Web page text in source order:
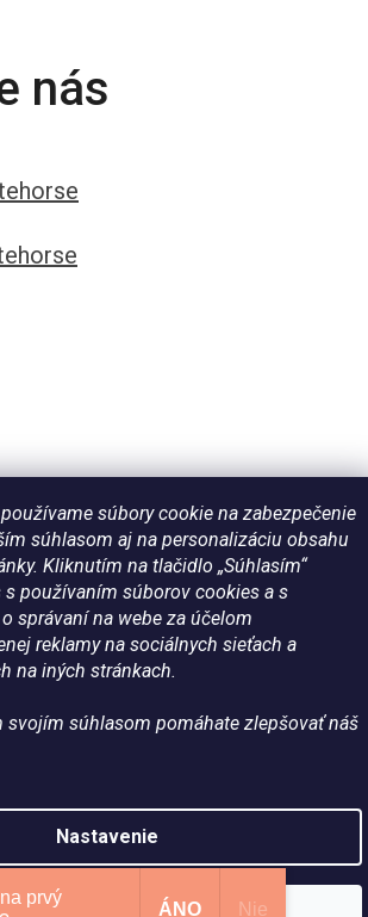
súbory cookie na zabezpečenie
súhlasom aj na personalizáciu obsahu
Kliknutím na tlačidlo „Súhlasím“
s používaním súborov cookies a s
správaní na webe za účelom
reklamy na sociálnych sieťach a
na iných stránkach.
svojím súhlasom pomáhate zlepšovať náš
Nastavenie
nás
Vytvoril Shoptet
pre vaše kone - WateHorse.sk
práva vyhradené.
prvý
ÁNO Nie